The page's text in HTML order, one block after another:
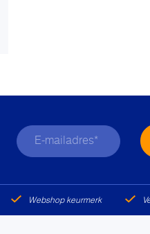
Webshop keurmerk